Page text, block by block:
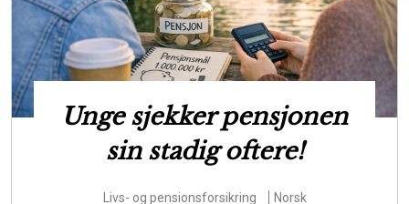
Ny rapport skal
forberede Danmark til
hjælpe borgere i